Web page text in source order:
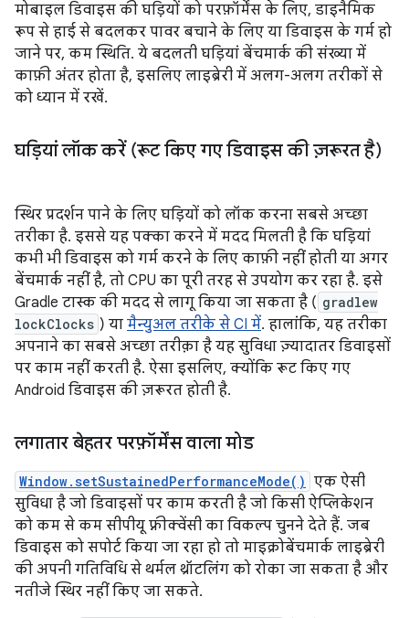
मोबाइल डिवाइस की घड़ियों को परफ़ॉर्मेंस के लिए, डाइनैमिक
रूप से हाई से बदलकर पावर बचाने के लिए या डिवाइस के गर्म हो
जाने पर, कम स्थिति. ये बदलती घड़ियां बेंचमार्क की संख्या में
काफ़ी अंतर होता है, इसलिए लाइब्रेरी में अलग-अलग तरीकों से
को ध्यान में रखें.
घड़ियां लॉक करें (रूट किए गए डिवाइस की ज़रूरत है)
स्थिर प्रदर्शन पाने के लिए घड़ियों को लॉक करना सबसे अच्छा
तरीका है. इससे यह पक्का करने में मदद मिलती है कि घड़ियां
कभी भी डिवाइस को गर्म करने के लिए काफ़ी नहीं होती या अगर
बेंचमार्क नहीं है, तो CPU का पूरी तरह से उपयोग कर रहा है. इसे
Gradle टास्क की मदद से लागू किया जा सकता है ( gradlew
lockClocks ) या मैन्युअल तरीके से CI में. हालांकि, यह तरीका
अपनाने का सबसे अच्छा तरीक़ा है यह सुविधा ज़्यादातर डिवाइसों
पर काम नहीं करती है. ऐसा इसलिए, क्योंकि रूट किए गए
Android डिवाइस की ज़रूरत होती है.
लगातार बेहतर परफ़ॉर्मेंस वाला मोड
Window.setSustainedPerformanceMode() एक ऐसी
सुविधा है जो डिवाइसों पर काम करती है जो किसी ऐप्लिकेशन
को कम से कम सीपीयू फ़्रीक्वेंसी का विकल्प चुनने देते हैं. जब
डिवाइस को सपोर्ट किया जा रहा हो तो माइक्रोबेंचमार्क लाइब्रेरी
की अपनी गतिविधि से थर्मल थ्रॉटलिंग को रोका जा सकता है और
नतीजे स्थिर नहीं किए जा सकते.